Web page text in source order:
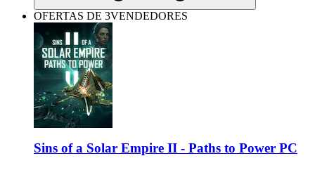
OFERTAS DE 3VENDEDORES
Sins of a Solar Empire II - Paths to Power PC